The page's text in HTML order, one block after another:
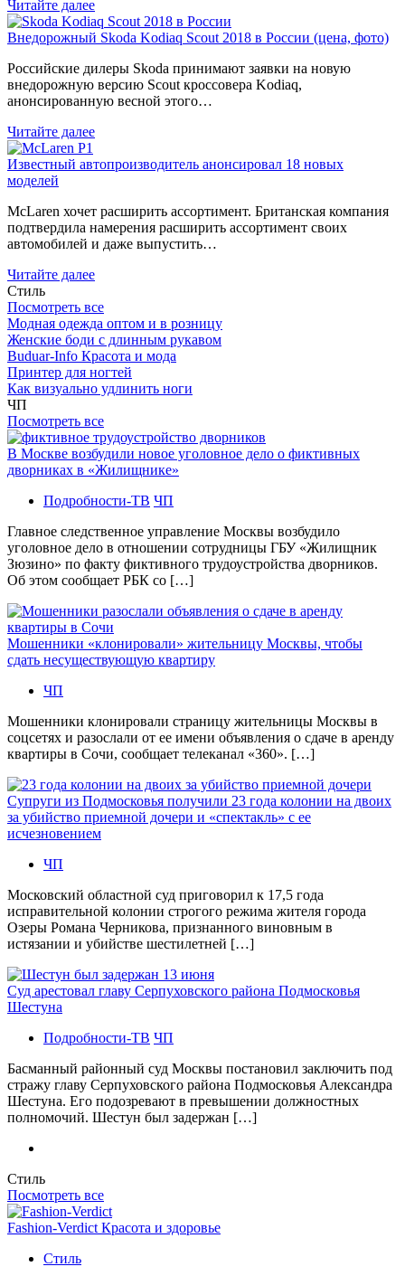
Читайте далее
Внедорожный Skoda Kodiaq Scout 2018 в России (цена, фото)
Российские дилеры Skoda принимают заявки на новую
внедорожную версию Scout кроссовера Kodiaq,
анонсированную весной этого…
Читайте далее
Известный автопроизводитель анонсировал 18 новых
моделей
McLaren хочет расширить ассортимент. Британская компания
подтвердила намерения расширить ассортимент своих
автомобилей и даже выпустить…
Читайте далее
Стиль
Посмотреть все
Модная одежда оптом и в розницу
Женские боди с длинным рукавом
Buduar-Info Красота и мода
Принтер для ногтей
Как визуально удлинить ноги
ЧП
Посмотреть все
В Москве возбудили новое уголовное дело о фиктивных
дворниках в «Жилищнике»
Подробности-ТВ ЧП
Главное следственное управление Москвы возбудило
уголовное дело в отношении сотрудницы ГБУ «Жилищник
Зюзино» по факту фиктивного трудоустройства дворников.
Об этом сообщает РБК со […]
Мошенники «клонировали» жительницу Москвы, чтобы
сдать несуществующую квартиру
ЧП
Мошенники клонировали страницу жительницы Москвы в
соцсетях и разослали от ее имени объявления о сдаче в аренду
квартиры в Сочи, сообщает телеканал «360». […]
Супруги из Подмосковья получили 23 года колонии на двоих
за убийство приемной дочери и «спектакль» с ее
исчезновением
ЧП
Московский областной суд приговорил к 17,5 года
исправительной колонии строгого режима жителя города
Озеры Романа Черникова, признанного виновным в
истязании и убийстве шестилетней […]
Суд арестовал главу Серпуховского района Подмосковья
Шестуна
Подробности-ТВ ЧП
Басманный районный суд Москвы постановил заключить под
стражу главу Серпуховского района Подмосковья Александра
Шестуна. Его подозревают в превышении должностных
полномочий. Шестун был задержан […]
Стиль
Посмотреть все
Fashion-Verdict Красота и здоровье
Стиль